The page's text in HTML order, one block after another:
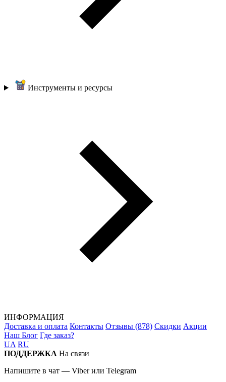
Инструменты и ресурсы
ИНФОРМАЦИЯ
Доставка и оплата Контакты Отзывы (878) Скидки Акции
Наш Блог Где заказ?
UA RU
ПОДДЕРЖКА На связи
Напишите в чат — Viber или Telegram